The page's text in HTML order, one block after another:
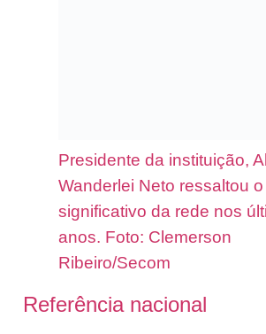
Presidente da instituição,
Wanderlei Neto ressaltou
significativo da rede nos
anos. Foto: Clemerson
Ribeiro/Secom
Referência nacional